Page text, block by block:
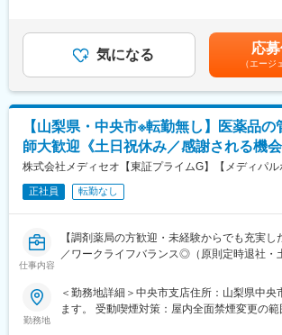
理化学機器・試験研究設備・分析計測機器・
メーカーとして、また、研究開発全般及びも
に必要な高度先端機器を取り扱う商社として
を行っております。国内だけでなく海外市場
ており、2024年度には過去最高売上を更新し
た、年間休日に加え特別休暇を付与する形で
入しており、WLBを整えることもできます。
■業務詳細：
◇既存・新規顧客への提案（新規はほぼ無い
◇顧客対応や納品管理などの事務処理
ノルマはありますが半期単位で評価をしてい
も、訪問数やKPIなども含めて総合的に評価
■入社後の流れ
どの納品管理等の事務処理から担当いただき
先の製品理解を段々と深め、営業に挑戦いた
をかけてじっくり育成します。
績：8.4ヵ月、3月賞与も支給実績あり・別途
当、技能手当あり(規定該当者に支給)賃金は
であり、選考を通じて上下する可能性があ
定手当を含めた表記です。
気になる 応
（エージ
【山梨県・中央市※転勤無し】医薬品の
師大歓迎《土日祝休み／感謝される機会
株式会社メディセオ【東証プライムG】【メディパル
正社員 転勤なし
仕事内容
【調剤薬局の方歓迎・未経験からでも充実し
／ワークライフバランス◎（原則定時退社・
■職務内容
配属先の営業所にて、管理薬剤師として営業
勤務地
＜勤務地詳細＞中央市支店住所：山梨県中央
ます。 受動喫煙対策：屋内全面禁煙変更の範